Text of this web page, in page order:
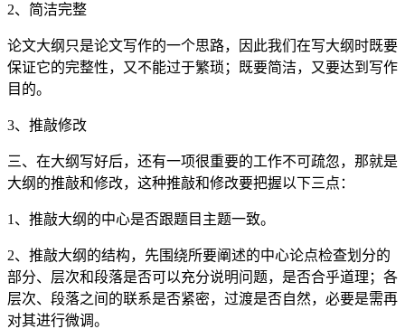
2、简洁完整
论文大纲只是论文写作的一个思路，因此我们在写大纲时既要
保证它的完整性，又不能过于繁琐；既要简洁，又要达到写作
目的。
3、推敲修改
三、在大纲写好后，还有一项很重要的工作不可疏忽，那就是
大纲的推敲和修改，这种推敲和修改要把握以下三点：
1、推敲大纲的中心是否跟题目主题一致。
2、推敲大纲的结构，先围绕所要阐述的中心论点检查划分的
部分、层次和段落是否可以充分说明问题，是否合乎道理；各
层次、段落之间的联系是否紧密，过渡是否自然，必要是需再
对其进行微调。